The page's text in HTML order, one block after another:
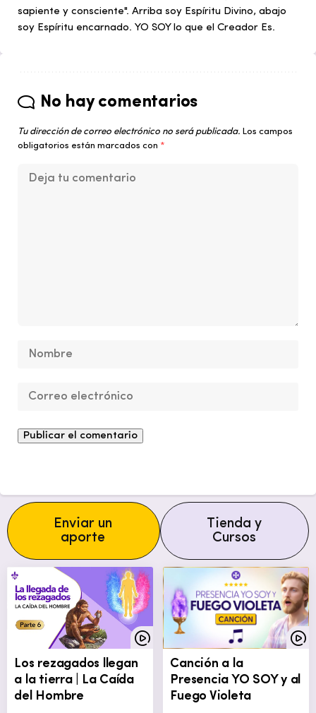
sapiente y consciente". Arriba soy Espíritu Divino, abajo
soy Espíritu encarnado. YO SOY lo que el Creador Es.
No hay comentarios
Tu dirección de correo electrónico no será publicada. Los campos
obligatorios están marcados con *
Enviar un
aporte
Tienda y
Cursos
Los rezagados llegan
a la tierra | La Caída
del Hombre
Canción a la
Presencia YO SOY y al
Fuego Violeta